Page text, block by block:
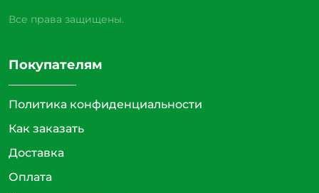
Все права защищены.
Покупателям
Политика конфиденциальности
Как заказать
Доставка
Оплата